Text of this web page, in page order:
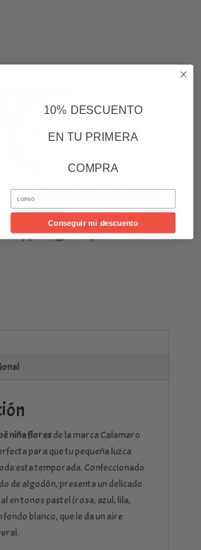
niña floresde la marca Calamaro
para que tu pequeña luzca
esta temporada. Confeccionado
de algodón, presenta un delicado
en tonos pastel (rosa, azul, lila,
blanco, que le da un aire
10% DESCUENTO
EN TU PRIMERA
COMPRA
Email
Conseguir mi descuento